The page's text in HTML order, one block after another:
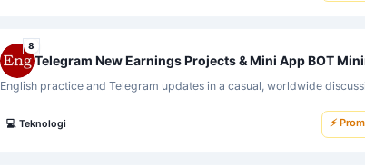
8
English practice and Telegram updates in a casual, worldwide
💻 Teknologi ⚡